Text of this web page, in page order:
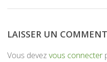
LAISSER UN
Vous devez vous connecter